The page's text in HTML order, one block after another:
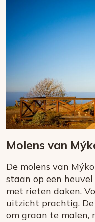
Molens van
De molens van
staan op een
met rieten daken.
uitzicht prachtig.
om graan te malen,